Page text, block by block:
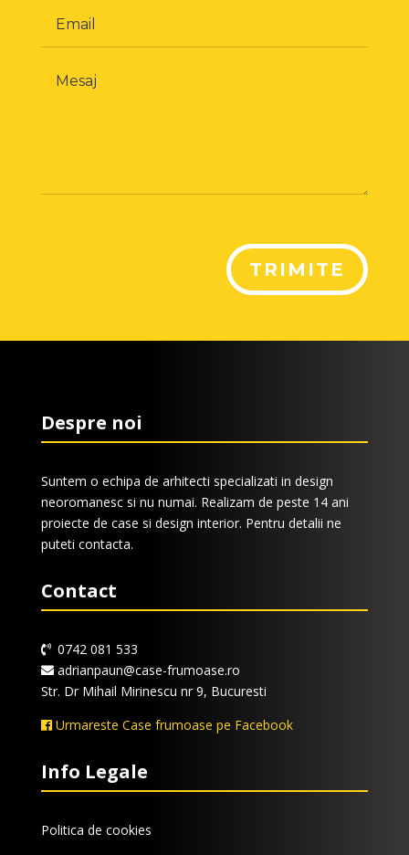
TRIMITE
Despre noi
Suntem o echipa de arhitecti specializati in design
neoromanesc si nu numai. Realizam de peste 14 ani
proiecte de case si design interior. Pentru detalii ne
puteti contacta.
Contact
0742 081 533
adrianpaun@case-frumoase.ro
Str. Dr Mihail Mirinescu nr 9, Bucuresti
Urmareste Case frumoase pe Facebook
Info Legale
Politica de cookies